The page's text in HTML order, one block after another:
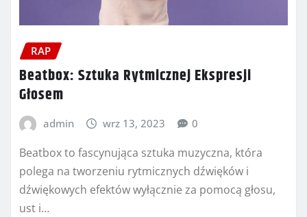
RAP
Beatbox: Sztuka Rytmicznej Ekspresji
Głosem
admin wrz 13, 2023 0
Beatbox to fascynująca sztuka muzyczna, która
polega na tworzeniu rytmicznych dźwięków i
dźwiękowych efektów wyłącznie za pomocą głosu,
ust i…